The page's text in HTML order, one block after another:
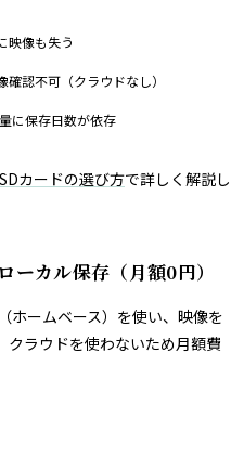
映像も失う
確認不可（クラウドなし）
に保存日数が依存
カードの選び方で詳しく解説し
カル保存（月額0円）
ホームベース）を使い、映像を
クラウドを使わないため月額費